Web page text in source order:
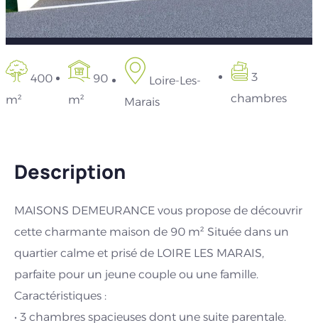
400
m²
90
m²
Loire-Les-
Marais
3
chambres
Description
MAISONS DEMEURANCE vous propose de découvrir
cette charmante maison de 90 m² Située dans un
quartier calme et prisé de LOIRE LES MARAIS,
parfaite pour un jeune couple ou une famille.
Caractéristiques :
• 3 chambres spacieuses dont une suite parentale.